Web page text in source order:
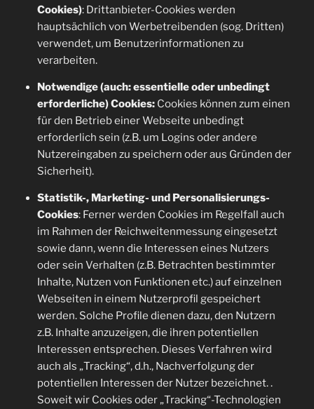
Cookies): Drittanbieter-Cookies werden
hauptsächlich von Werbetreibenden (sog. Dritten)
verwendet, um Benutzerinformationen zu
verarbeiten.
Notwendige (auch: essentielle oder unbedingt
erforderliche) Cookies:Cookies können zum einen
für den Betrieb einer Webseite unbedingt
erforderlich sein (z.B. um Logins oder andere
Nutzereingaben zu speichern oder aus Gründen der
Sicherheit).
Statistik-, Marketing- und Personalisierungs-
Cookies: Ferner werden Cookies im Regelfall auch
im Rahmen der Reichweitenmessung eingesetzt
sowie dann, wenn die Interessen eines Nutzers
oder sein Verhalten (z.B. Betrachten bestimmter
Inhalte, Nutzen von Funktionen etc.) auf einzelnen
Webseiten in einem Nutzerprofil gespeichert
werden. Solche Profile dienen dazu, den Nutzern
z.B. Inhalte anzuzeigen, die ihren potentiellen
Interessen entsprechen. Dieses Verfahren wird
auch als „Tracking“, d.h., Nachverfolgung der
potentiellen Interessen der Nutzer bezeichnet. .
Soweit wir Cookies oder „Tracking“-Technologien